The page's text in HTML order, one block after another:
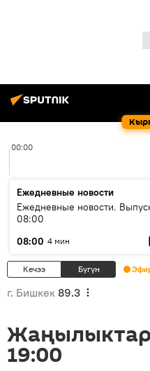
00:00
Ежедневные новости
Ежедневные новости.
08:00
08:00 4 мин
Кечээ Бүгүн
г. Бишкек 89.3
19:00